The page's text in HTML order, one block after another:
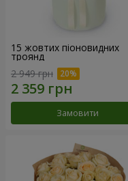
15 жовтих піоновидних
троянд
2 949 грн
Замовити